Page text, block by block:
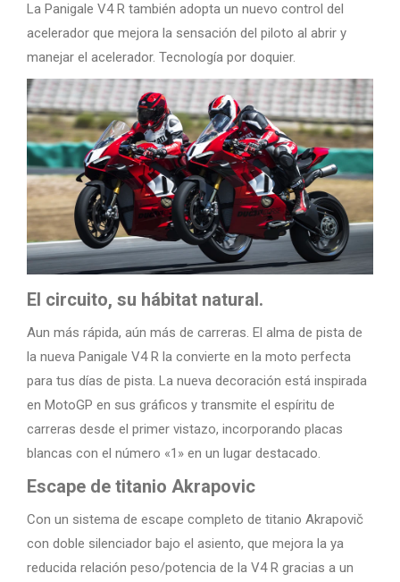
La Panigale V4 R también adopta un nuevo control del
acelerador que mejora la sensación del piloto al abrir y
manejar el acelerador. Tecnología por doquier.
El circuito, su hábitat natural.
Aun más rápida, aún más de carreras. El alma de pista de
la nueva Panigale V4 R la convierte en la moto perfecta
para tus días de pista. La nueva decoración está inspirada
en MotoGP en sus gráficos y transmite el espíritu de
carreras desde el primer vistazo, incorporando placas
blancas con el número «1» en un lugar destacado.
Escape de titanio Akrapovic
Con un sistema de escape completo de titanio Akrapovič
con doble silenciador bajo el asiento, que mejora la ya
reducida relación peso/potencia de la V4 R gracias a un